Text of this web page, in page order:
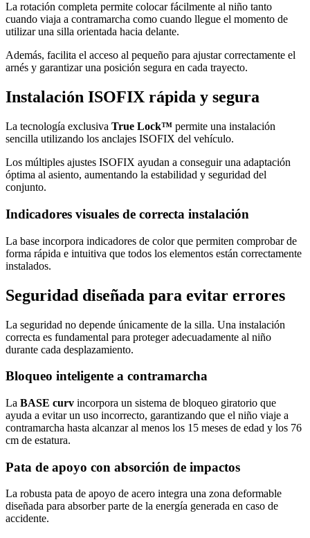
La rotación completa permite colocar fácilmente al niño tanto
cuando viaja a contramarcha como cuando llegue el momento de
utilizar una silla orientada hacia delante.
Además, facilita el acceso al pequeño para ajustar correctamente el
arnés y garantizar una posición segura en cada trayecto.
Instalación ISOFIX rápida y segura
La tecnología exclusiva True Lock™ permite una instalación
sencilla utilizando los anclajes ISOFIX del vehículo.
Los múltiples ajustes ISOFIX ayudan a conseguir una adaptación
óptima al asiento, aumentando la estabilidad y seguridad del
conjunto.
Indicadores visuales de correcta instalación
La base incorpora indicadores de color que permiten comprobar de
forma rápida e intuitiva que todos los elementos están correctamente
instalados.
Seguridad diseñada para evitar errores
La seguridad no depende únicamente de la silla. Una instalación
correcta es fundamental para proteger adecuadamente al niño
durante cada desplazamiento.
Bloqueo inteligente a contramarcha
La BASE curv incorpora un sistema de bloqueo giratorio que
ayuda a evitar un uso incorrecto, garantizando que el niño viaje a
contramarcha hasta alcanzar al menos los 15 meses de edad y los 76
cm de estatura.
Pata de apoyo con absorción de impactos
La robusta pata de apoyo de acero integra una zona deformable
diseñada para absorber parte de la energía generada en caso de
accidente.